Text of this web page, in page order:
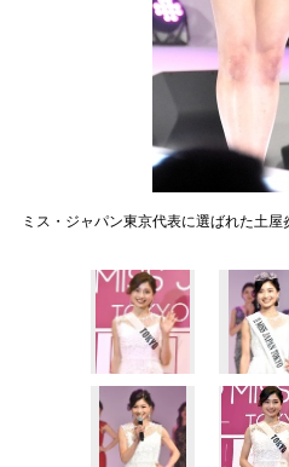
ミス・ジャパン東京代表に選ばれた土